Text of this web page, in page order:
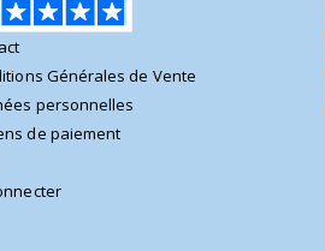
Générales de Vente
personnelles
de paiement